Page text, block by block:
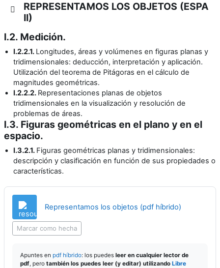
REPRESENTAMOS LOS OBJETOS (ESPA
II)
I.2. Medición.
I.2.2.1. Longitudes, áreas y volúmenes en figuras planas y
tridimensionales: deducción, interpretación y aplicación.
Utilización del teorema de Pitágoras en el cálculo de
magnitudes geométricas.
I.2.2.2. Representaciones planas de objetos
tridimensionales en la visualización y resolución de
problemas de áreas.
I.3. Figuras geométricas en el plano y en el
espacio.
I.3.2.1. Figuras geométricas planas y tridimensionales:
descripción y clasificación en función de sus propiedades o
características.
Representamos los objetos (pdf híbrido)
Marcar como hecha
Apuntes en pdf híbrido: los puedes leer en cualquier lector de
pdf, pero también los puedes leer (y editar) utilizando Libre